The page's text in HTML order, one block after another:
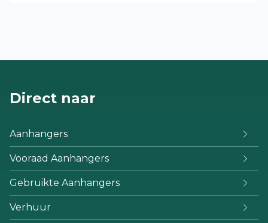
Direct naar
Aanhangers
Vooraad Aanhangers
Gebruikte Aanhangers
Verhuur